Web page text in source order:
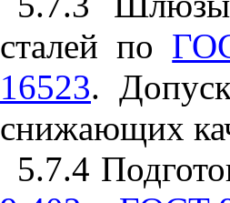
сталей по
16523.
снижающих
5.7.4